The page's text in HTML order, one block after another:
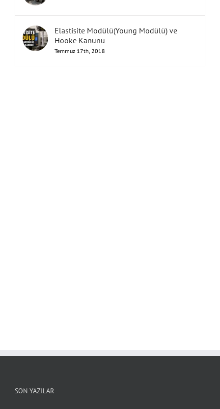
Elastisite Modülü(Young Modülü) ve
Hooke Kanunu
Temmuz 17th, 2018
SON YAZILAR